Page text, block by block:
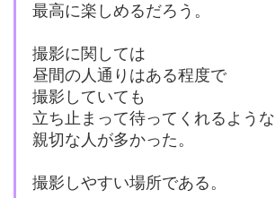
最高に楽しめるだろう。
撮影に関しては
昼間の人通りはある程度で
撮影していても
立ち止まって待ってくれるような
親切な人が多かった。
撮影しやすい場所である。